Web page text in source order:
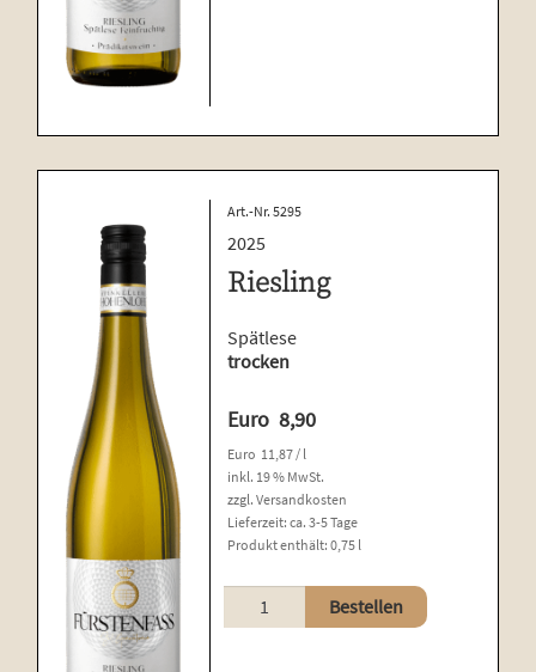
Art.-Nr. 5295
2025
Riesling
Spätlese
trocken
Euro 8,90
Euro 11,87 / l
inkl. 19 % MwSt.
zzgl.Versandkosten
Lieferzeit:ca. 3-5 Tage
Produkt enthält: 0,75 l
Riesling
Menge
Bestellen